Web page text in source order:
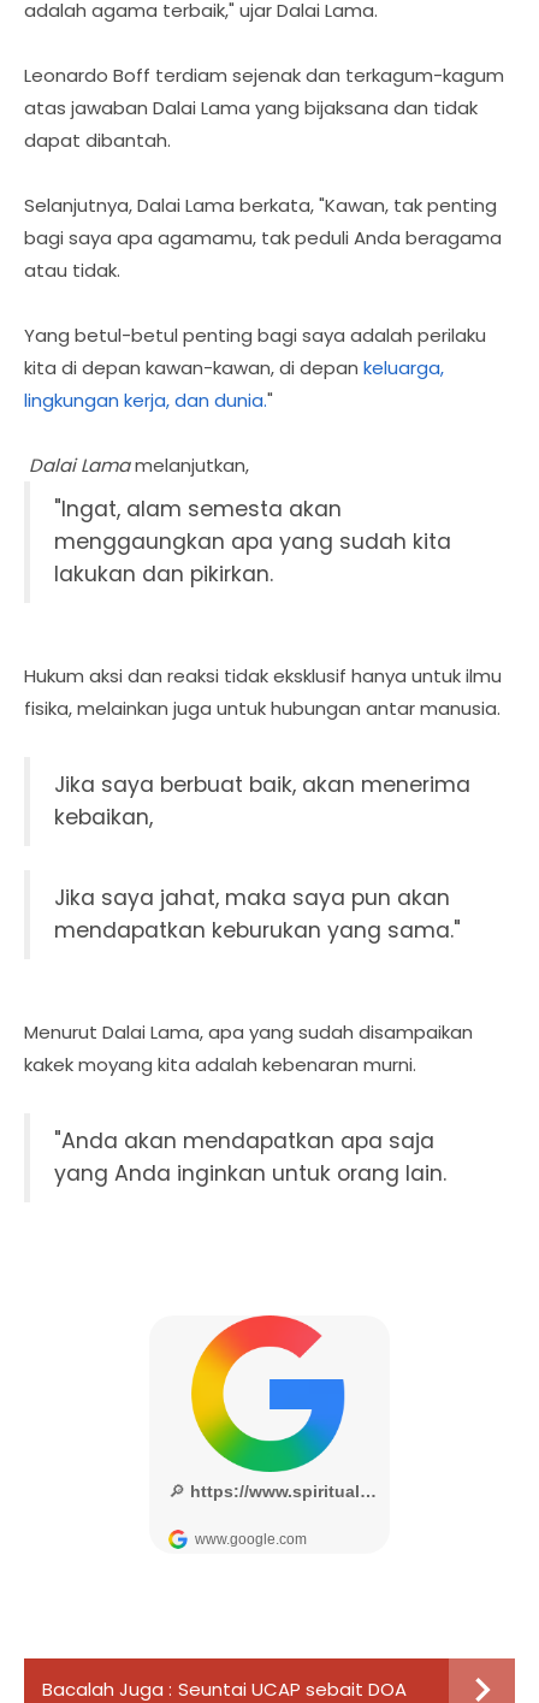
adalah agama terbaik," ujar Dalai Lama.
Leonardo Boff terdiam sejenak dan terkagum-kagum
atas jawaban Dalai Lama yang bijaksana dan tidak
dapat dibantah.
Selanjutnya, Dalai Lama berkata, "Kawan, tak penting
bagi saya apa agamamu, tak peduli Anda beragama
atau tidak.
Yang betul-betul penting bagi saya adalah perilaku
kita di depan kawan-kawan, di depan keluarga,
lingkungan kerja, dan dunia."
Dalai Lamamelanjutkan,
"Ingat, alam semesta akan
menggaungkan apa yang sudah kita
lakukan dan pikirkan.
Hukum aksi dan reaksi tidak eksklusif hanya untuk ilmu
fisika, melainkan juga untuk hubungan antar manusia.
Jika saya berbuat baik, akan menerima
kebaikan,
Jika saya jahat, maka saya pun akan
mendapatkan keburukan yang sama."
Menurut Dalai Lama, apa yang sudah disampaikan
kakek moyang kita adalah kebenaran murni.
"Anda akan mendapatkan apa saja
yang Anda inginkan untuk orang lain.
Bacalah Juga : Seuntai UCAP sebait DOA